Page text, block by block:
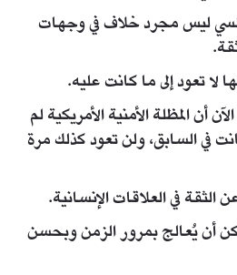
ليس مجرد خلاف في وجهات
لا تعود إلى ما كانت عليه.
أن المظلة الأمنية الأمريكية لم
في السابق، ولن تعود كذلك مرة
الثقة في العلاقات الإنسانية.
أن يُعالج بمرور الزمن وبحسن